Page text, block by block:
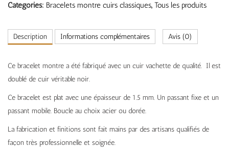
Categories: Bracelets montre cuirs classiques, Tous les produits
Description Informations complémentaires Avis (0)
Ce bracelet montre a été fabriqué avec un cuir vachette de qualité. Il est
doublé de cuir véritable noir.
Ce bracelet est plat avec une épaisseur de 1.5 mm. Un passant fixe et un
passant mobile. Boucle au choix acier ou dorée.
La fabrication et finitions sont fait mains par des artisans qualifiés de
façon très professionnelle et soignée.